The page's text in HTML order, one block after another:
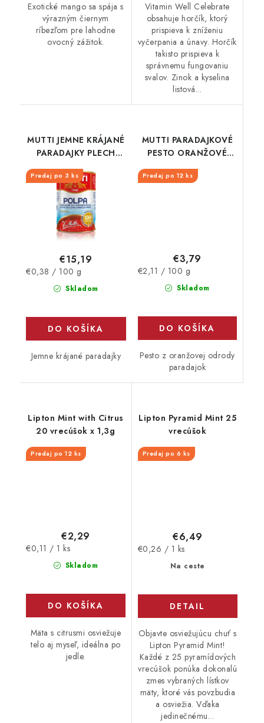
Exotické mango sa spája s
výrazným čiernym
ríbezľom pre lahodne
ovocný zážitok.
Vitamin Well Celebrate
obsahuje horčík, ktorý
prispieva k zníženiu
vyčerpania a únavy. Horčík
takisto prispieva k
správnemu fungovaniu
svalov. Zinok a kyselina
listová...
MUTTI JEMNE KRÁJANÉ
PARADAJKY PLECH
4050G
Predaj po 3 ks
Skladom
€15,19
Jednotková
€0,38 / 100 g
DO KOŠÍKA
Jemne krájané paradajky
MUTTI PARADAJKOVÉ
PESTO ORANŽOVÉ
SKLO 180G
Predaj po 12 ks
Skladom
€3,79
Jednotková
€2,11 / 100 g
DO KOŠÍKA
Pesto z oranžovej odrody
paradajok
Lipton Mint with Citrus
20 vrecúšok x 1,3g
Predaj po 12 ks
Skladom
€2,29
Jednotková
€0,11 / 1 ks
DO KOŠÍKA
Mäta s citrusmi osviežuje
telo aj myseľ, ideálna po
jedle.
Lipton Pyramid Mint 25
vrecúšok
Predaj po 6 ks
Na ceste
€6,49
Jednotková
€0,26 / 1 ks
DETAIL
Objavte osviežujúcu chuť s
Lipton Pyramid Mint!
Každé z 25 pyramídových
vrecúšok ponúka dokonalú
zmes vybraných lístkov
mäty, ktoré vás povzbudia
a osviežia. Vďaka
jedinečnému...